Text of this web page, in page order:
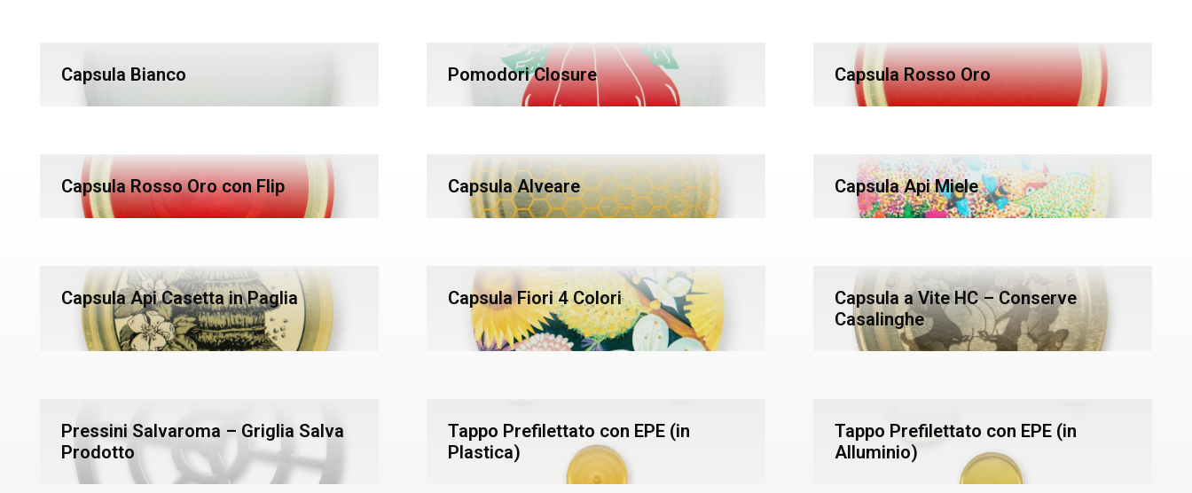
Capsula Bianco Pomodori Closure Capsula Rosso Oro
Capsula Rosso Oro con Flip Capsula Alveare Capsula Api Miele
Capsula Api Casetta in Paglia Capsula Fiori 4 Colori
Capsula a Vite HC – Conserve
Casalinghe
Pressini Salvaroma – Griglia Salva
Prodotto
Tappo Prefilettato con EPE (in
Plastica)
Tappo Prefilettato con EPE (in
Alluminio)